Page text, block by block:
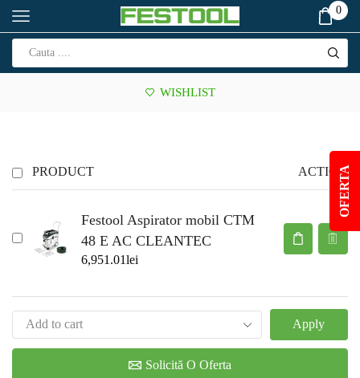
0
WISHLIST
PRODUCT ACTION
Festool Aspirator mobil CTM
48 E AC CLEANTEC
6,951.01lei
Apply
Solicită O Oferta
OFERTA